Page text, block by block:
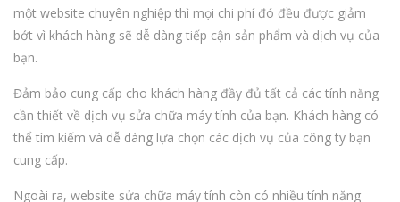
một website chuyên nghiệp thì mọi chi phí đó đều được giảm
bớt vì khách hàng sẽ dễ dàng tiếp cận sản phẩm và dịch vụ của
bạn.
Đảm bảo cung cấp cho khách hàng đầy đủ tất cả các tính năng
cần thiết về dịch vụ sửa chữa máy tính của bạn. Khách hàng có
thể tìm kiếm và dễ dàng lựa chọn các dịch vụ của công ty bạn
cung cấp.
Ngoài ra, website sửa chữa máy tính còn có nhiều tính năng